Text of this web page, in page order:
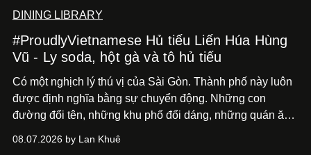
DINING LIBRARY
#ProudlyVietnamese Hủ tiếu Liến Húa Hùng
Vũ - Ly soda, hột gà và tô hủ tiếu
Có một nghịch lý thú vị của Sài Gòn. Thành phố này luôn
được định nghĩa bằng sự chuyển động. Những con
đường đổi tên, những khu phố đổi dáng, những quán ăn
nói về cái mới, về xu hướng tiếp theo, về những điều
08.07.2026 by Lan Khuê